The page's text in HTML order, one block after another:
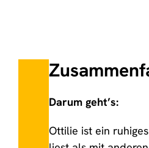
Darum geht’s:
Ottilie ist ein